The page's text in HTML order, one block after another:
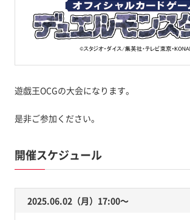
遊戯王OCGの大会になります。
是非ご参加ください。
開催スケジュール
2025.06.02（月）17:00〜